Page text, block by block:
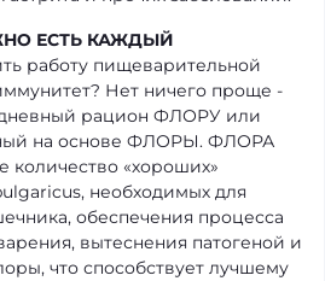
ЕСТЬ КАЖДЫЙ
работу пищеварительной
Нет ничего проще -
рацион ФЛОРУ или
на основе ФЛОРЫ. ФЛОРА
количество «хороших»
необходимых для
обеспечения процесса
вытеснения патогеной и
что способствует лучшему